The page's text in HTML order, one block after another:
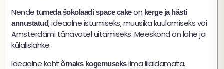
Nende tumeda šokolaadi space cakeon kerge ja hästi
annustatud, ideaalne istumiseks, muusika kuulamiseks või
Amsterdami tänavatel uitamiseks. Meeskond on lahe ja
külalislahke.
Ideaalne koht õrnaks kogemuseksilma liialdamata.